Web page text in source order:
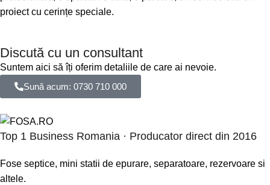
proiect cu cerințe speciale.
Discută cu un consultant
Suntem aici să îți oferim detaliile de care ai nevoie.
Sună acum: 0730 710 000
Top 1 Business Romania · Producator direct din 2016
Fose septice, mini statii de epurare, separatoare, rezervoare si
altele.